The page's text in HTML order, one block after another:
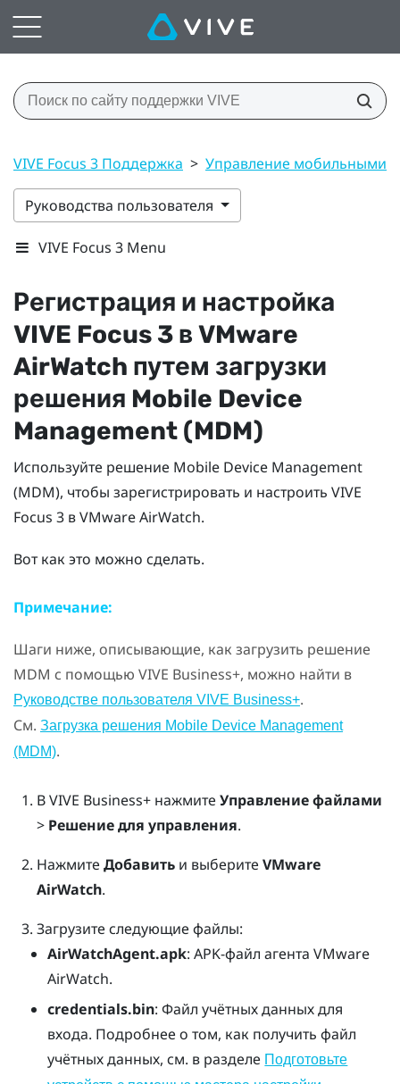
VIVE Focus 3 Поддержка > Управление мобильными
Руководства пользователя
VIVE Focus 3 Menu
Регистрация и настройка
VIVE Focus 3 в VMware
AirWatch путем загрузки
решения Mobile Device
Management (MDM)
Используйте решение Mobile Device Management
(MDM), чтобы зарегистрировать и настроить VIVE
Focus 3 вVMware AirWatch.
Вот как это можно сделать.
Примечание:
Шаги ниже, описывающие, как загрузить решение
MDM с помощью VIVE Business+, можно найти в
Руководстве пользователя VIVE Business+.
См. Загрузка решения Mobile Device Management
(MDM).
ВVIVE Business+нажмите Управление файлами
> Решение для управления.
Нажмите Добавитьи выберите VMware
AirWatch.
Загрузите следующие файлы:
AirWatchAgent.apk: APK-файл агента VMware
AirWatch.
credentials.bin: Файл учётных данных для
входа. Подробнее о том, как получить файл
учётных данных, см. в разделе Подготовьте